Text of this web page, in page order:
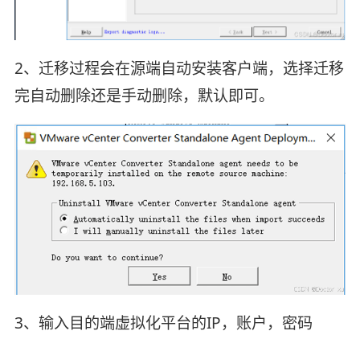
2、迁移过程会在源端自动安装客户端，选择迁移
完自动删除还是手动删除，默认即可。
3、输入目的端虚拟化平台的IP，账户，密码